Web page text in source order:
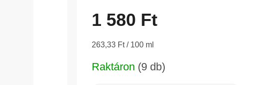
1 580 Ft
Egységár:
263,33 Ft / 100 ml
Raktáron (9 db)